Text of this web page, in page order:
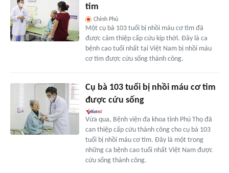
tim
Chính Phủ
Một cụ bà 103 tuổi bị nhồi máu cơ tim đã
được cảm thiệp cấp cứu kịp thời. Đây là ca
bệnh cao tuổi nhất tại Việt Nam bị nhồi máu
cơ tim được cứu sống thành công.
Cụ bà 103 tuổi bị nhồi máu cơ tim
được cứu sống
Vừa qua, Bệnh viện đa khoa tỉnh Phú Thọ đã
can thiệp cấp cứu thành công cho cụ bà 103
tuổi bị nhồi máu cơ tim. Đây là một trong
những ca bệnh cao tuổi nhất Việt Nam được
cứu sống thành công.